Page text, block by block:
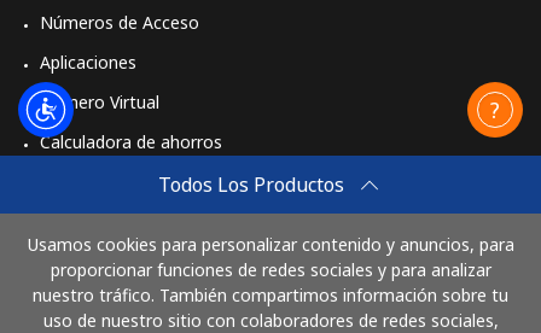
Todos Los Productos
Usamos cookies para personalizar contenido y anuncios, para
proporcionar funciones de redes sociales y para analizar
nuestro tráfico. También compartimos información sobre tu
uso de nuestro sitio con colaboradores de redes sociales,
Números de Acceso
Aplicaciones
Número Virtual
Calculadora de ahorros
Comprar
Cómo funciona